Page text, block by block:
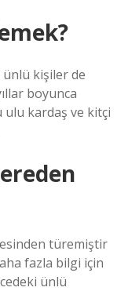
ünlü kişiler de
boyunca
ulu kardaş ve kitçi
türemiştir
fazla bilgi için
ünlü